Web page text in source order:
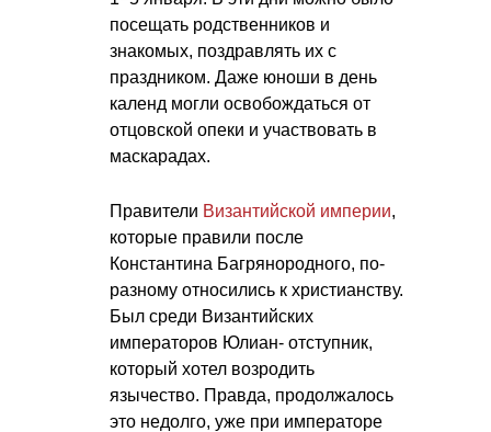
посещать родственников и
знакомых, поздравлять их с
праздником. Даже юноши в день
календ могли освобождаться от
отцовской опеки и участвовать в
маскарадах.
Правители Византийской империи,
которые правили после
Константина Багрянородного, по-
разному относились к христианству.
Был среди Византийских
императоров Юлиан- отступник,
который хотел возродить
язычество. Правда, продолжалось
это недолго, уже при императоре